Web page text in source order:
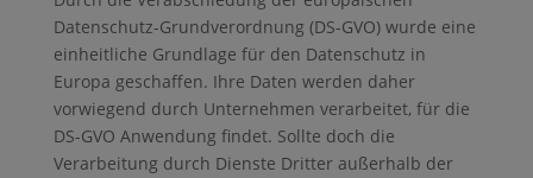
Datenschutz-Grundverordnung (DS-GVO) wurde eine
einheitliche Grundlage für den Datenschutz in
Europa geschaffen. Ihre Daten werden daher
vorwiegend durch Unternehmen verarbeitet, für die
DS-GVO Anwendung findet. Sollte doch die
Verarbeitung durch Dienste Dritter außerhalb der